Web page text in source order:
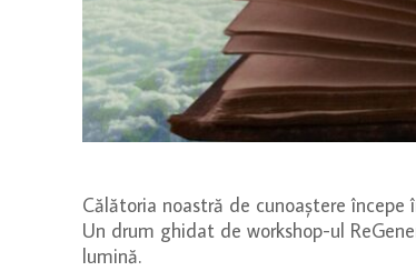
Călătoria noastră de cunoaștere
Un drum ghidat de workshop-ul
lumină.